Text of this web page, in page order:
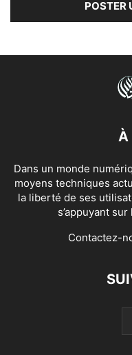
À
Dans un monde
moyens techniques
la liberté de ses
s’appuyant
Contactez-